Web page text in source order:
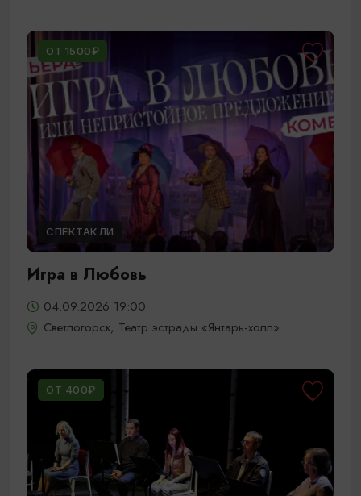
ОТ 1500₽
СПЕКТАКЛИ
Игра в Любовь
04.09.2026 19:00
Светлогорск, Театр эстрады «Янтарь-холл»
ОТ 400₽